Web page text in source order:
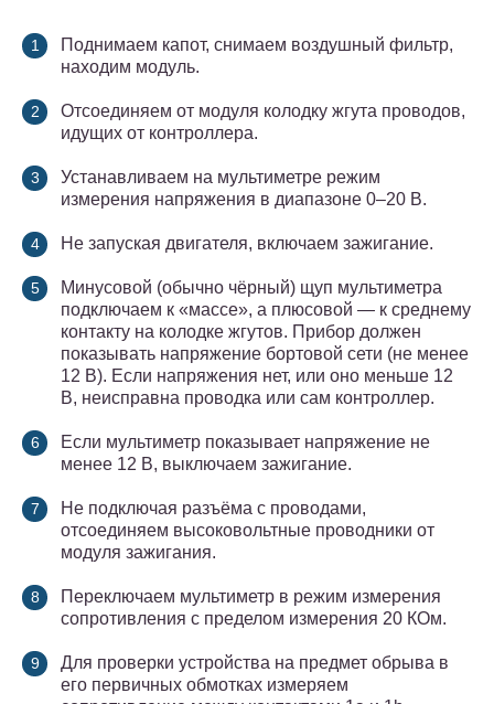
Поднимаем капот, снимаем воздушный фильтр,
находим модуль.
Отсоединяем от модуля колодку жгута проводов,
идущих от контроллера.
Устанавливаем на мультиметре режим
измерения напряжения в диапазоне 0–20 В.
Не запуская двигателя, включаем зажигание.
Минусовой (обычно чёрный) щуп мультиметра
подключаем к «массе», а плюсовой — к среднему
контакту на колодке жгутов. Прибор должен
показывать напряжение бортовой сети (не менее
12 В). Если напряжения нет, или оно меньше 12
В, неисправна проводка или сам контроллер.
Если мультиметр показывает напряжение не
менее 12 В, выключаем зажигание.
Не подключая разъёма с проводами,
отсоединяем высоковольтные проводники от
модуля зажигания.
Переключаем мультиметр в режим измерения
сопротивления с пределом измерения 20 КОм.
Для проверки устройства на предмет обрыва в
его первичных обмотках измеряем